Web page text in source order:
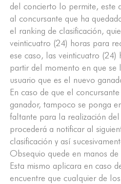
del concierto lo permite, este
al concursante que ha
el ranking de clasificación,
veinticuatro (24) horas para
ese caso, las veinticuatro (24)
partir del momento en que se
usuario que es el nuevo
En caso de que el
ganador, tampoco se ponga
faltante para la realización
procederá a notificar al
clasificación y así
Obsequio quede en manos
Esta mismo aplicara en caso
encuentre que cualquier de